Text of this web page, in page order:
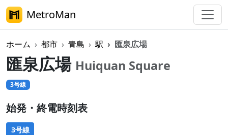
MetroMan
ホーム 都市 青島 駅 匯泉広場
匯泉広場 Huiquan Square
3号線
始発・終電時刻表
3号線